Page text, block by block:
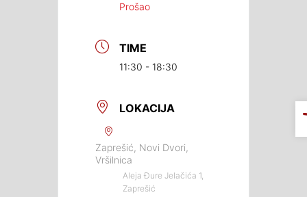
Prošao
TIME
11:30 - 18:30
LOKACIJA
Zaprešić, Novi Dvori,
Vršilnica
Aleja Đure Jelačića 1,
Zaprešić